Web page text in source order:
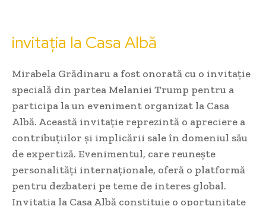
invitația la Casa Albă
Mirabela Grădinaru a fost onorată cu o invitație
specială din partea Melaniei Trump pentru a
participa la un eveniment organizat la Casa
Albă. Această invitație reprezintă o apreciere a
contribuțiilor și implicării sale în domeniul său
de expertiză. Evenimentul, care reunește
personalități internaționale, oferă o platformă
pentru dezbateri pe teme de interes global.
Invitația la Casa Albă constituie o oportunitate